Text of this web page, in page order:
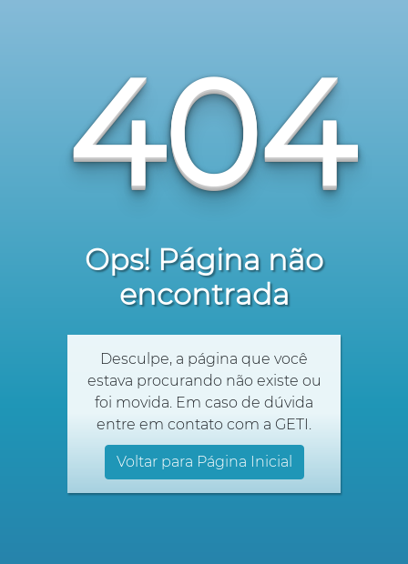
404
Ops! Página não
encontrada
Desculpe, a página que você
estava procurando não existe ou
foi movida. Em caso de dúvida
entre em contato com a GETI.
Voltar para Página Inicial